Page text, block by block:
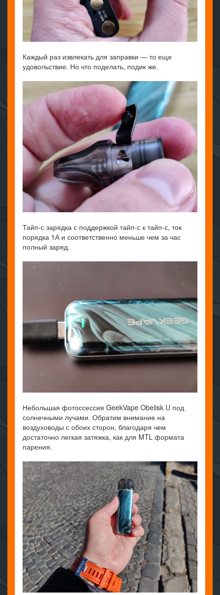
Каждый раз извлекать для заправки — то еще
удовольствие. Но что поделать, подик же.
Тайп-с зарядка с поддержкой тайп-с к тайп-с, ток
порядка 1А и соответственно меньше чем за час
полный заряд.
Небольшая фотоссессия GeekVape Obelisk U под
солнечными лучами. Обратим внимание на
воздуховоды с обоих сторон, благодаря чем
достаточно легкая затяжка, как для MTL формата
парения.